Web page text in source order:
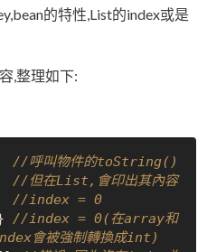
的特性,List的index或是
,整理如下:
//呼叫物件的toString()
//但在List,會印出其內容
//index = 0
//index = 0(在array和
會被強制轉換成int)